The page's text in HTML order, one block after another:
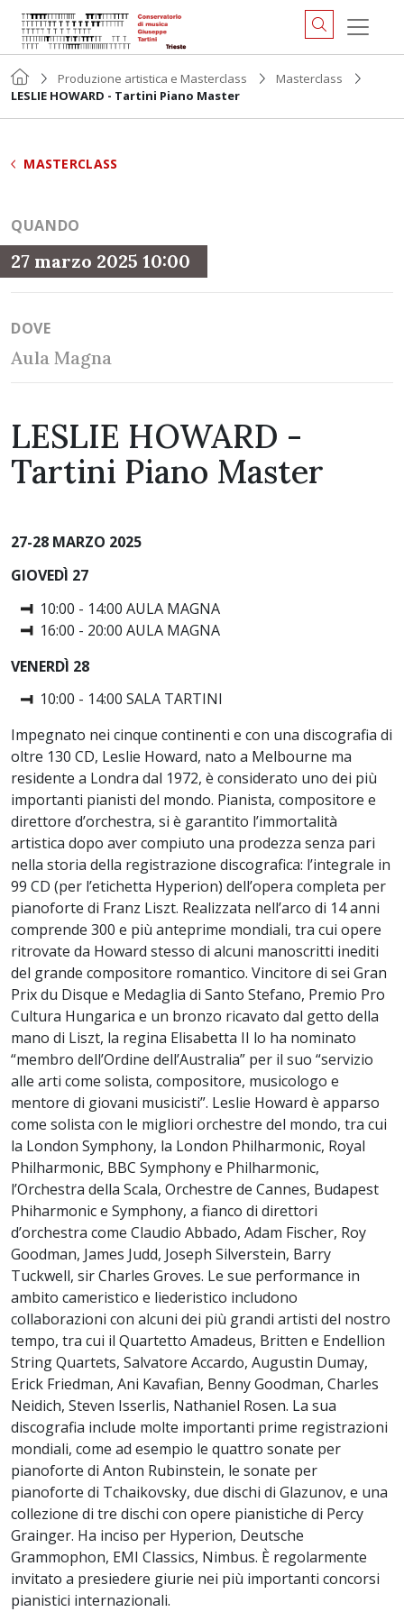
Produzione artistica e Masterclass
Masterclass
LESLIE HOWARD - Tartini Piano Master
MASTERCLASS
QUANDO
27 marzo 2025 10:00
DOVE
Aula Magna
LESLIE HOWARD -
Tartini Piano Master
27-28 MARZO 2025
GIOVEDÌ 27
10:00 - 14:00 AULA MAGNA
16:00 - 20:00 AULA MAGNA
VENERDÌ 28
10:00 - 14:00 SALA TARTINI
Impegnato nei cinque continenti e con una discografia di
oltre 130 CD, Leslie Howard, nato a Melbourne ma
residente a Londra dal 1972, è considerato uno dei più
importanti pianisti del mondo. Pianista, compositore e
direttore d’orchestra, si è garantito l’immortalità
artistica dopo aver compiuto una prodezza senza pari
nella storia della registrazione discografica: l’integrale in
99 CD (per l’etichetta Hyperion) dell’opera completa per
pianoforte di Franz Liszt. Realizzata nell’arco di 14 anni
comprende 300 e più anteprime mondiali, tra cui opere
ritrovate da Howard stesso di alcuni manoscritti inediti
del grande compositore romantico. Vincitore di sei Gran
Prix du Disque e Medaglia di Santo Stefano, Premio Pro
Cultura Hungarica e un bronzo ricavato dal getto della
mano di Liszt, la regina Elisabetta II lo ha nominato
“membro dell’Ordine dell’Australia” per il suo “servizio
alle arti come solista, compositore, musicologo e
mentore di giovani musicisti”. Leslie Howard è apparso
come solista con le migliori orchestre del mondo, tra cui
la London Symphony, la London Philharmonic, Royal
Philharmonic, BBC Symphony e Philharmonic,
l’Orchestra della Scala, Orchestre de Cannes, Budapest
Phiharmonic e Symphony, a fianco di direttori
d’orchestra come Claudio Abbado, Adam Fischer, Roy
Goodman, James Judd, Joseph Silverstein, Barry
Tuckwell, sir Charles Groves. Le sue performance in
ambito cameristico e liederistico includono
collaborazioni con alcuni dei più grandi artisti del nostro
tempo, tra cui il Quartetto Amadeus, Britten e Endellion
String Quartets, Salvatore Accardo, Augustin Dumay,
Erick Friedman, Ani Kavafian, Benny Goodman, Charles
Neidich, Steven Isserlis, Nathaniel Rosen. La sua
discografia include molte importanti prime registrazioni
mondiali, come ad esempio le quattro sonate per
pianoforte di Anton Rubinstein, le sonate per
pianoforte di Tchaikovsky, due dischi di Glazunov, e una
collezione di tre dischi con opere pianistiche di Percy
Grainger. Ha inciso per Hyperion, Deutsche
Grammophon, EMI Classics, Nimbus. È regolarmente
invitato a presiedere giurie nei più importanti concorsi
pianistici internazionali.